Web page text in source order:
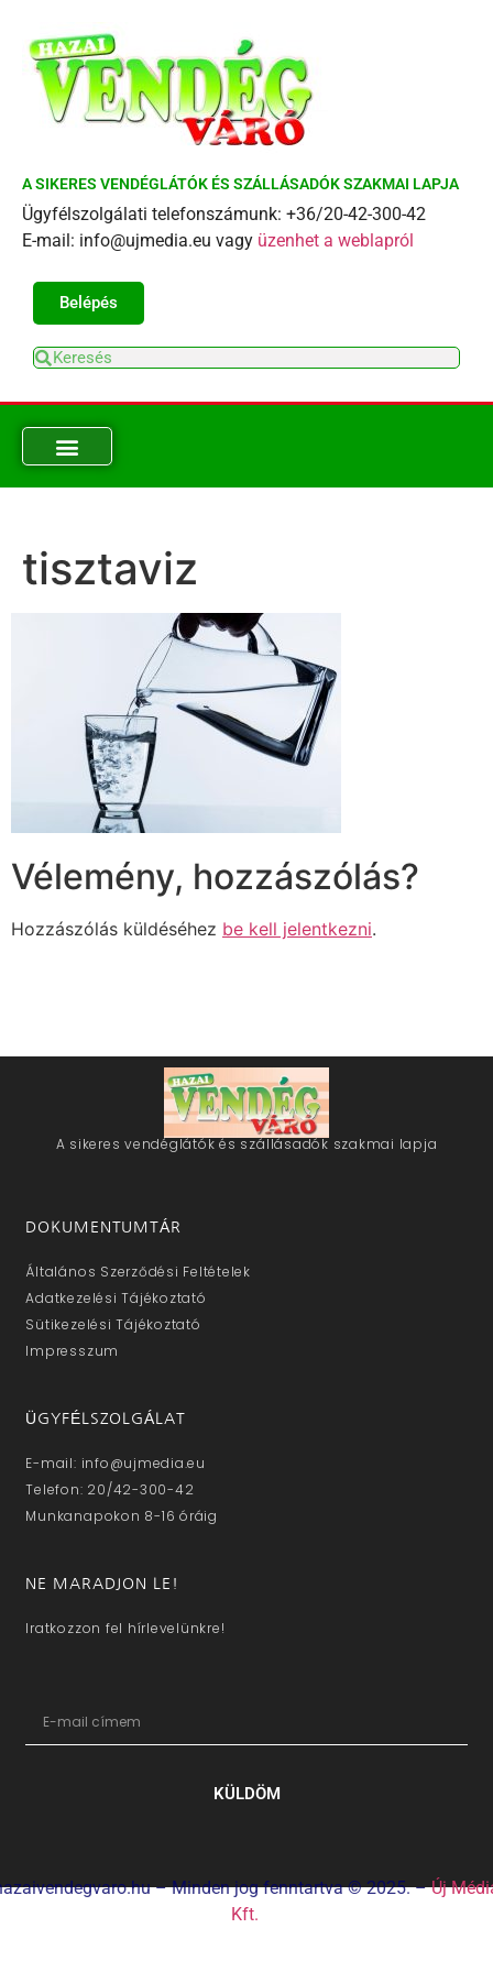
A SIKERES VENDÉGLÁTÓK ÉS SZÁLLÁSADÓK SZAKMAI LAPJA
Ügyfélszolgálati telefonszámunk: +36/20-42-300-42
E-mail: info@ujmedia.eu vagy üzenhet a weblapról
Belépés
tisztaviz
Vélemény, hozzászólás?
Hozzászólás küldéséhez be kell jelentkezni.
A sikeres vendéglátók és szállásadók szakmai lapja
DOKUMENTUMTÁR
Általános Szerződési Feltételek
Adatkezelési Tájékoztató
Sütikezelési Tájékoztató
Impresszum
ÜGYFÉLSZOLGÁLAT
E-mail: info@ujmedia.eu
Telefon: 20/42-300-42
Munkanapokon 8-16 óráig
NE MARADJON LE!
Iratkozzon fel hírlevelünkre!
KÜLDÖM
– Minden jog fenntartva © 2025. –Új
Kft.